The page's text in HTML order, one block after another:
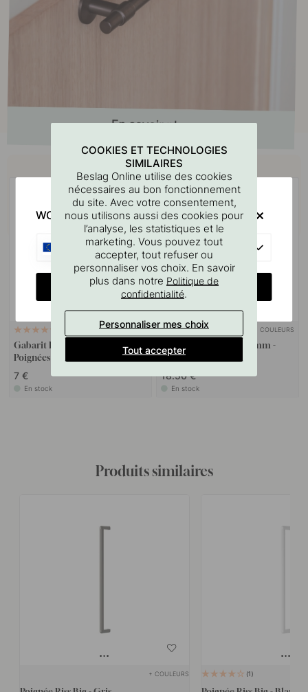
Achetez avec
Gabarit De Perçage Pour
Poignées Et Boutons
7 €
En stock
2 + COULEURS
Poignée Riss Mini - 192mm -
Rouge Volcanique
18.50 €
En stock
Produits similaires
+ COULEURS 1
COOKIES ET TECHNOLOGIES
SIMILAIRES
Beslag Online utilise des cookies
nécessaires au bon fonctionnement
du site. Avec votre consentement,
nous utilisons aussi des cookies pour
l’analyse, les statistiques et le
marketing. Vous pouvez tout
accepter, tout refuser ou
personnaliser vos choix. En savoir
plus dans notre Politique de
confidentialité.
Personnaliser mes choix
Tout accepter
WOULD YOU RATHER VISIT?
CHANGE COUNTRY